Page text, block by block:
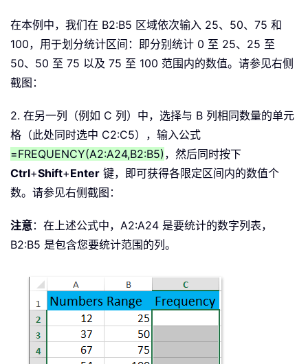
在本例中，我们在 B2:B5 区域依次输入 25、50、75 和
100，用于划分统计区间：即分别统计 0 至 25、25 至
50、50 至 75 以及 75 至 100 范围内的数值。请参见右侧
截图：
2. 在另一列（例如 C 列）中，选择与 B 列相同数量的单元
格（此处同时选中 C2:C5），输入公式
=FREQUENCY(A2:A24,B2:B5) ，然后同时按下
Ctrl+Shift+Enter 键，即可获得各限定区间内的数值个
数。请参见右侧截图：
注意：在上述公式中，A2:A24 是要统计的数字列表，
B2:B5 是包含您要统计范围的列。